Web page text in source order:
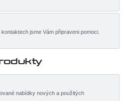
jsme Vám připraveni pomoci.
nabídky nových a použitých